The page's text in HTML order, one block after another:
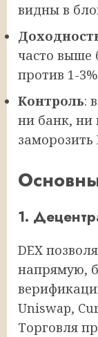
видны в
часто выше
против 1-
Контроль:
ни банк, ни
1.
DEX
напрямую,
Uniswap,
Торговля